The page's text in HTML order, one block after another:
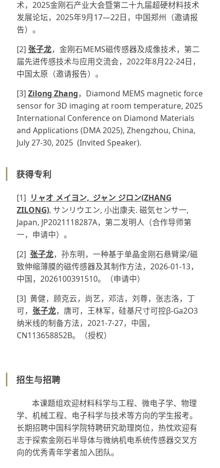
术，2025金刚石产业大会暨第二十九届超硬材料技术
发展论坛，2025年9月17—22日，中国郑州（邀请报
告）。
[2] 张子龙，金刚石MEMS磁传感器及成像技术，第二
届先进传感技术与应用交流会，2022年8月22-24日，
中国太原（邀请报告）。
[3] Zilong Zhang，Diamond MEMS magnetic force
sensor for 3D imaging at room temperature, 2025
International Conference on Diamond Materials
and Applications (DMA 2025), Zhengzhou, China,
July 27-30, 2025 (Invited Speaker).
获得专利
[1] リャオ メイヨン, ジャン ジロン(ZHANG
ZILONG), サンリウエン, 小出康夫. 磁気センサ一,
Japan, JP2021118287A，第二发明人（合作导师第
一，申请中）。
[2] 张子龙，孙东明，一种基于单晶金刚石悬臂梁/磁
致伸缩薄膜的磁传感器及其制作方法，2026-01-13，
中国，2026100391510。（申请中）
[3] 黄健，顾克云，尚艺，邓洁，刘尊，张志洛，丁
可， 张子龙，唐可，王林军，硅基尺寸可控β-Ga2O3
纳米线的制备方法，2021-7-27，中国，
CN113658852B。（授权）
招生与招聘
本课题组欢迎材料科学与工程、微电子学、物理
学、机械工程、电子科学与技术等方向的学生报考。
长期招聘中国科学院特聘研究助理岗位，热忱欢迎有
志于探索金刚石半导体与微纳机电系统传感器交叉方
向的优秀青年学者加入团队。